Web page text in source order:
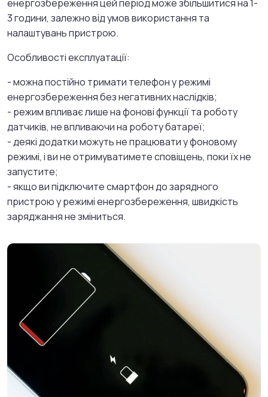
енергозбереження цей період може збільшитися на 1-
3 години, залежно від умов використання та
налаштувань пристрою.
Особливості експлуатації:
- можна постійно тримати телефон у режимі
енергозбереження без негативних наслідків;
- режим впливає лише на фонові функції та роботу
датчиків, не впливаючи на роботу батареї;
- деякі додатки можуть не працювати у фоновому
режимі, і ви не отримуватимете сповіщень, поки їх не
запустите;
- якщо ви підключите смартфон до зарядного
пристрою у режимі енергозбереження, швидкість
заряджання не зміниться.